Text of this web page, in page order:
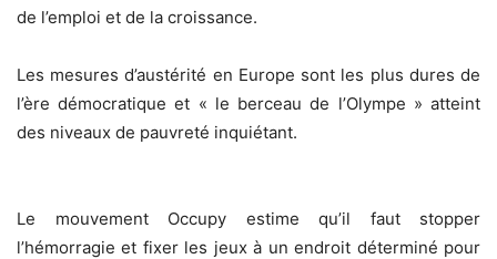
de l’emploi et de la croissance.
Les mesures d’austérité en Europe sont les plus dures de
l’ère démocratique et « le berceau de l’Olympe » atteint
des niveaux de pauvreté inquiétant.
Le mouvement Occupy estime qu’il faut stopper
l’hémorragie et fixer les jeux à un endroit déterminé pour